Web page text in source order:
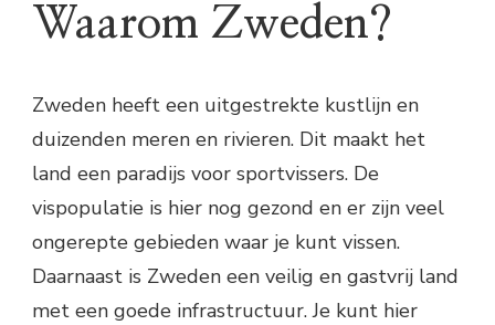
Waarom Zweden?
Zweden heeft een uitgestrekte kustlijn en
duizenden meren en rivieren. Dit maakt het
land een paradijs voor sportvissers. De
vispopulatie is hier nog gezond en er zijn veel
ongerepte gebieden waar je kunt vissen.
Daarnaast is Zweden een veilig en gastvrij land
met een goede infrastructuur. Je kunt hier